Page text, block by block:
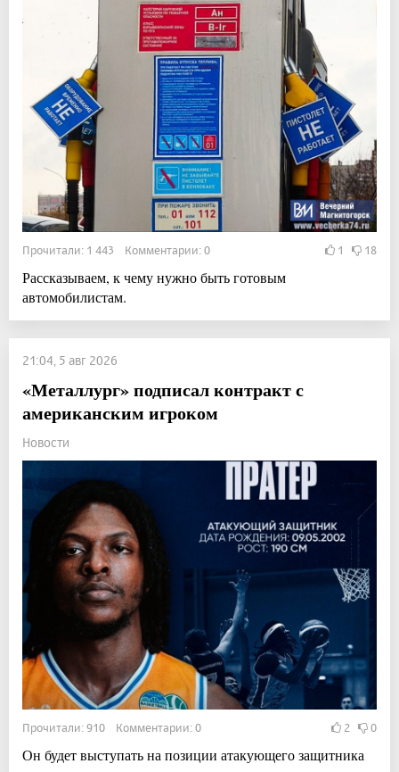
Прочитали: 1 443 Комментарии: 0 1 18
Рассказываем, к чему нужно быть готовым
автомобилистам.
21:04, 5 авг 2026
«Металлург» подписал контракт с
американским игроком
Новости
Прочитали: 910 Комментарии: 0 2 0
Он будет выступать на позиции атакующего защитника